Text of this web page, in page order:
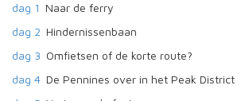
dag 1 Naar de ferry
dag 2 Hindernissenbaan
dag 3 Omfietsen of de korte route?
dag 4 De Pennines over in het Peak District